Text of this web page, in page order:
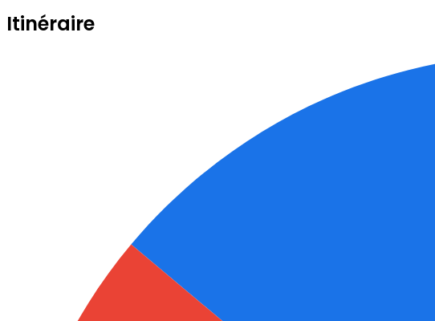
Itinéraire